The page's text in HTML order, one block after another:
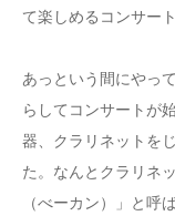
て楽しめるコンサー
あっという間にやっ
らしてコンサートが
器、クラリネットを
た。なんとクラリネ
（べーカン）」と呼